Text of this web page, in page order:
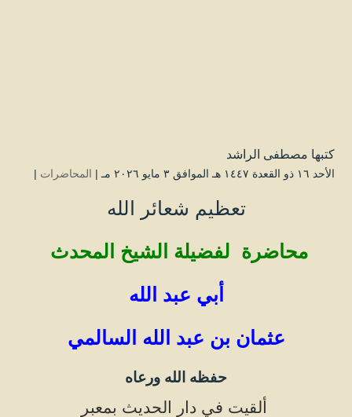
كتبها مصطفى الراشد
الأحد ۱٦ ذو القعدة ۱٤٤۷ هـ الموافق ۳ مايو ۲۰۲٦ مـ | المحاضرات |
تعظيم شعائر الله
محاضرة لفضيلة الشيخ المحدث
أبي عبد الله
عثمان بن عبد الله السالمي
حفظه الله ورعاه
ألقيت في دار الحديث بمعبر